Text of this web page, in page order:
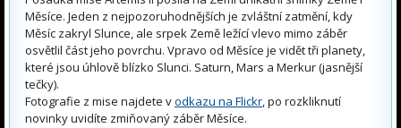
Měsíce. Jeden z nejpozoruhodnějších je zvláštní zatmění, kdy
Měsíc zakryl Slunce, ale srpek Země ležící vlevo mimo záběr
osvětlil část jeho povrchu. Vpravo od Měsíce je vidět tři planety,
které jsou úhlově blízko Slunci. Saturn, Mars a Merkur (jasnější
tečky).
Fotografie z mise najdete vodkazu na Flickr, po rozkliknutí
novinky uvidíte zmiňovaný záběr Měsíce.